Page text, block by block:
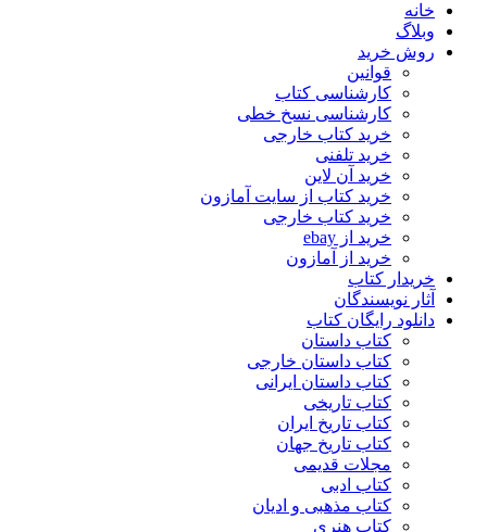
خانه
وبلاگ
روش خرید
قوانین
کارشناسی کتاب
کارشناسی نسخ خطی
خرید کتاب خارجی
خرید تلفنی
خرید آن لاین
خرید کتاب از سایت آمازون
خرید کتاب خارجی
خرید از ebay
خرید از آمازون
خریدار کتاب
آثار نویسندگان
دانلود رایگان کتاب
کتاب داستان
کتاب داستان خارجی
کتاب داستان ایرانی
کتاب تاریخی
کتاب تاریخ ایران
کتاب تاریخ جهان
مجلات قدیمی
کتاب ادبی
کتاب مذهبی و ادیان
کتاب هنری